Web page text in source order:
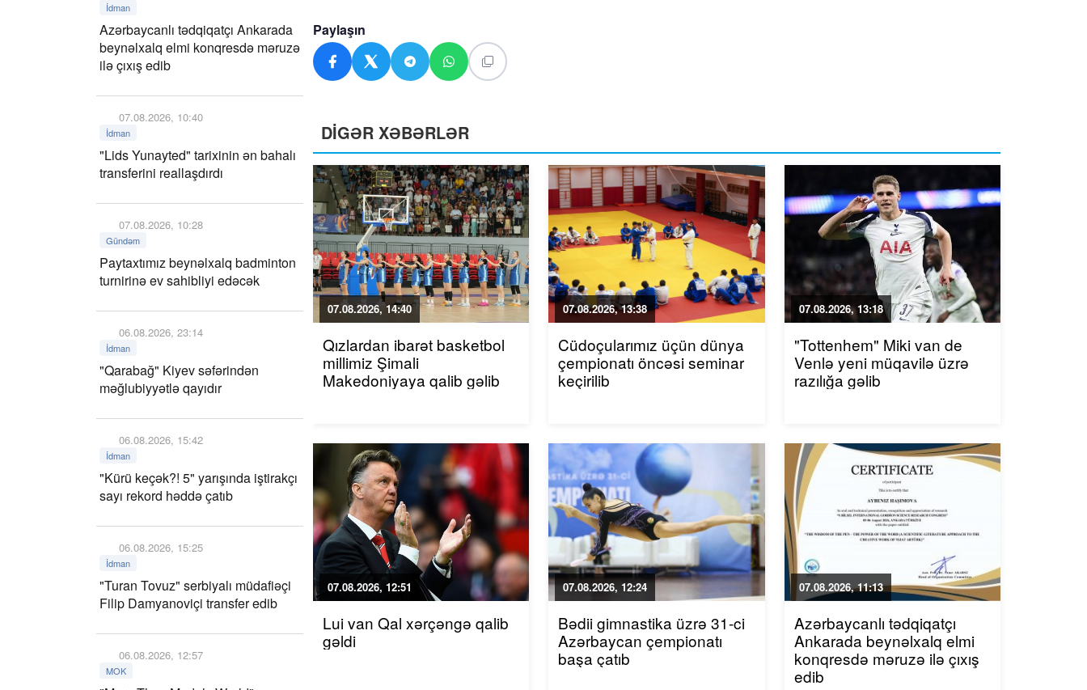
İdman
Azərbaycanlı tədqiqatçı Ankarada
beynəlxalq elmi konqresdə məruzə
ilə çıxış edib
07.08.2026, 10:40
İdman
"Lids Yunayted" tarixinin ən bahalı
transferini reallaşdırdı
07.08.2026, 10:28
Gündəm
Paytaxtımız beynəlxalq badminton
turnirinə ev sahibliyi edəcək
06.08.2026, 23:14
İdman
"Qarabağ" Kiyev səfərindən
məğlubiyyətlə qayıdır
06.08.2026, 15:42
İdman
"Kürü keçək?! 5" yarışında iştirakçı
sayı rekord həddə çatıb
06.08.2026, 15:25
İdman
"Turan Tovuz" serbiyalı müdafiəçi
Filip Damyanoviçi transfer edib
06.08.2026, 12:57
MOK
Paylaşın
DİGƏR XƏBƏRLƏR
07.08.2026, 14:40
Qızlardan ibarət basketbol
millimiz Şimali
Makedoniyaya qalib gəlib
07.08.2026, 13:38
Cüdoçularımız üçün dünya
çempionatı öncəsi seminar
keçirilib
07.08.2026, 13:18
"Tottenhem" Miki van de
Venlə yeni müqavilə üzrə
razılığa gəlib
07.08.2026, 12:51
Lui van Qal xərçəngə qalib
gəldi
07.08.2026, 12:24
Bədii gimnastika üzrə 31-ci
Azərbaycan çempionatı
başa çatıb
07.08.2026, 11:13
Azərbaycanlı tədqiqatçı
Ankarada beynəlxalq elmi
konqresdə məruzə ilə çıxış
edib